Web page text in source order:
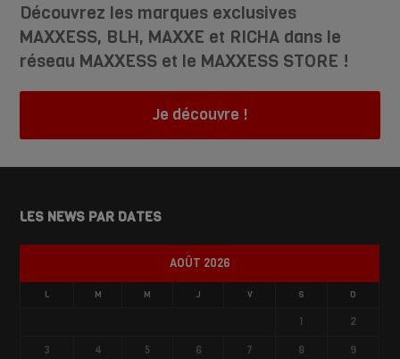
Découvrez les marques exclusives
MAXXESS, BLH, MAXXE et RICHA dans le
réseau MAXXESS et le MAXXESS STORE !
Je découvre !
LES NEWS PAR DATES
AOÛT 2026
L M M J V S D
1
2
3
4 5 6 7 8
9